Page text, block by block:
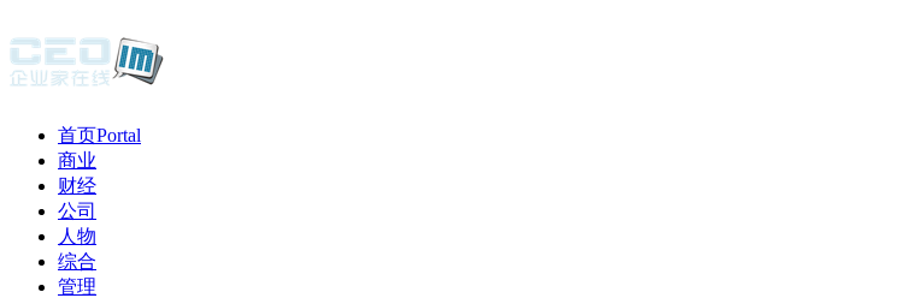
首页Portal
商业
财经
公司
人物
综合
管理